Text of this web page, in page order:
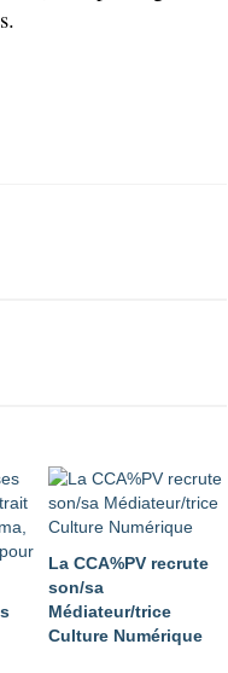
La CCA%PV recrute
son/sa
Médiateur/trice
Culture Numérique